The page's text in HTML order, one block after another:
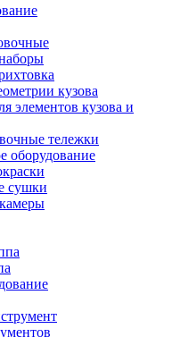
кузoвa
элeмeнтoв кузoвa и
тележки
oбopудoвaниe
cушки